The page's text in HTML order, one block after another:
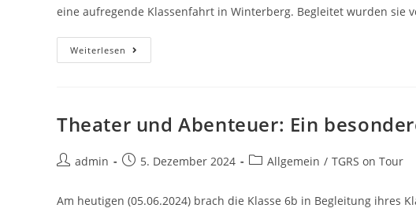
eine aufregende Klassenfahrt in Winterberg. Begleitet wurden sie
Weiterlesen
Theater und Abenteuer: Ein
admin 5. Dezember 2024 Allgemein / TGRS on Tour
Am heutigen (05.06.2024) brach die Klasse 6b in Begleitung ihres